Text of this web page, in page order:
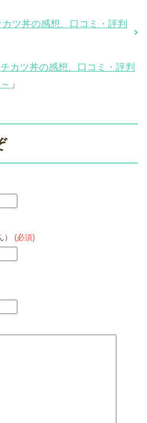
ツ丼の感想、口コミ・評判
カツ丼の感想、口コミ・評判
」
） (必須)